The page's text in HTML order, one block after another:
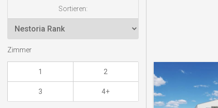
Sortieren:
Zimmer
1 2
3 4+